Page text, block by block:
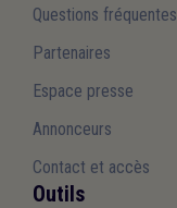
Questions fréquentes
Partenaires
Espace presse
Annonceurs
Contact et accès
Outils